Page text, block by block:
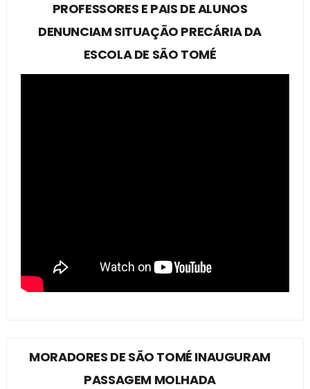
PROFESSORES E PAIS DE ALUNOS
DENUNCIAM SITUAÇÃO PRECÁRIA DA
ESCOLA DE SÃO TOMÉ
MORADORES DE SÃO TOMÉ INAUGURAM
PASSAGEM MOLHADA